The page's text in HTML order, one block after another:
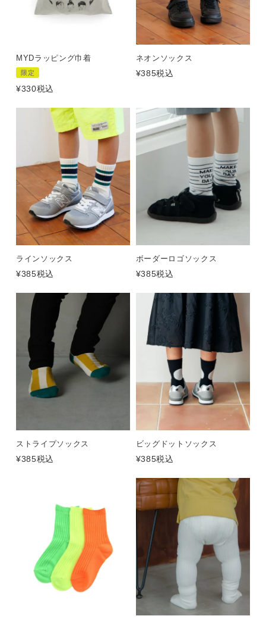
MYDラッピング巾着
限定
¥330税込
ネオンソックス
¥385税込
ラインソックス
¥385税込
ボーダーロゴソックス
¥385税込
ストライプソックス
¥385税込
ビッグドットソックス
¥385税込